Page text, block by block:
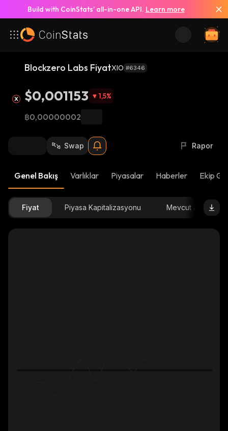
Build with CoinStats’ all-in-one API. Learn more
Blockzero Labs FiyatXIO #6346
$0,001153 1,5%
฿0,00000002
Swap Rapor
Genel Bakış Varlıklar Piyasalar Haberler Ekip
Fiyat Piyasa Kapitalizasyonu Mevcut arz